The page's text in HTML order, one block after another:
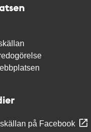
på Facebook